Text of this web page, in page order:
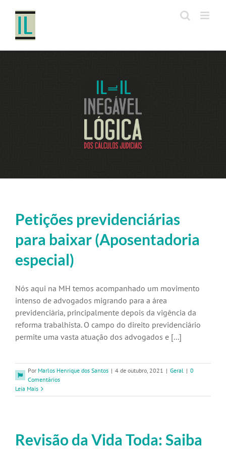
conteúdo
Petições previdenciárias
para baixar (Aposentadoria
especial)
Nós aqui na MH temos acompanhado um movimento
intenso de advogados migrando para a área
previdenciária, principalmente depois da vigência da
reforma trabalhista. O campo do direito previdenciário
permite uma vasta atuação dos advogados e [...]
Por Marlos Henrique dos Santos | 4 de outubro, 2021 | Geral | 0
Comentários
Leia Mais
Revisão da Vida Toda: Saiba